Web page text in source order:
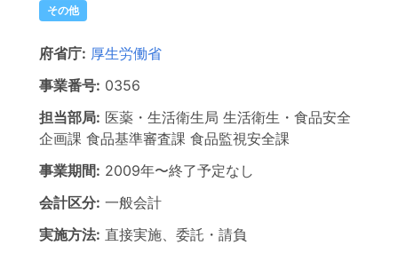
その他
府省庁: 厚生労働省
事業番号: 0356
担当部局: 医薬・生活衛生局 生活衛生・食品安全
企画課 食品基準審査課 食品監視安全課
事業期間: 2009年〜終了予定なし
会計区分: 一般会計
実施方法: 直接実施、委託・請負